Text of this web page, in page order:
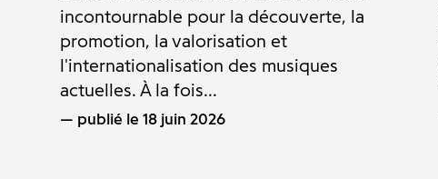
incontournable pour la découverte, la
promotion, la valorisation et
l'internationalisation des musiques
actuelles. À la fois...
publié le 18 juin 2026